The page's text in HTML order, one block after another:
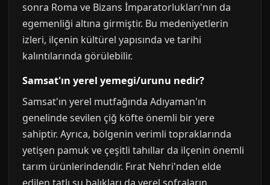
sonra Roma ve Bizans İmparatorlukları'nın da
egemenliği altına girmiştir. Bu medeniyetlerin
izleri, ilçenin kültürel yapısında ve tarihi
kalıntılarında görülebilir.
Samsat'ın yerel yemegi/urunu nedir?
Samsat'ın yerel mutfağında Adıyaman'ın
genelinde sevilen çiğ köfte önemli bir yere
sahiptir. Ayrıca, bölgenin verimli topraklarında
yetişen pamuk ve çeşitli tahıllar da ilçenin önemli
tarım ürünlerindendir. Fırat Nehri'nden elde